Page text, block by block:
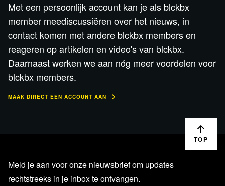
Met een persoonlijk account kan je als blckbx
member meediscussiëren over het nieuws, in
contact komen met andere blckbx members en
reageren op artikelen en video's van blckbx.
Daarnaast werken we aan nóg meer voordelen voor
blckbx members.
MAAK DIRECT EEN ACCOUNT AAN
TOP
Meld je aan voor onze nieuwsbrief om updates
rechtstreeks in je inbox te ontvangen.